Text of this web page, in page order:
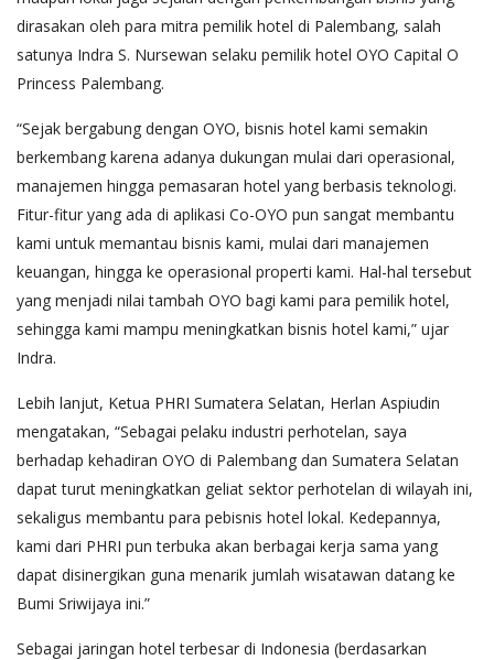
dirasakan oleh para mitra pemilik hotel di Palembang, salah
satunya Indra S. Nursewan selaku pemilik hotel OYO Capital O
Princess Palembang.
“Sejak bergabung dengan OYO, bisnis hotel kami semakin
berkembang karena adanya dukungan mulai dari operasional,
manajemen hingga pemasaran hotel yang berbasis teknologi.
Fitur-fitur yang ada di aplikasi Co-OYO pun sangat membantu
kami untuk memantau bisnis kami, mulai dari manajemen
keuangan, hingga ke operasional properti kami. Hal-hal tersebut
yang menjadi nilai tambah OYO bagi kami para pemilik hotel,
sehingga kami mampu meningkatkan bisnis hotel kami,” ujar
Indra.
Lebih lanjut, Ketua PHRI Sumatera Selatan, Herlan Aspiudin
mengatakan, “Sebagai pelaku industri perhotelan, saya
berhadap kehadiran OYO di Palembang dan Sumatera Selatan
dapat turut meningkatkan geliat sektor perhotelan di wilayah ini,
sekaligus membantu para pebisnis hotel lokal. Kedepannya,
kami dari PHRI pun terbuka akan berbagai kerja sama yang
dapat disinergikan guna menarik jumlah wisatawan datang ke
Bumi Sriwijaya ini.”
Sebagai jaringan hotel terbesar di Indonesia (berdasarkan